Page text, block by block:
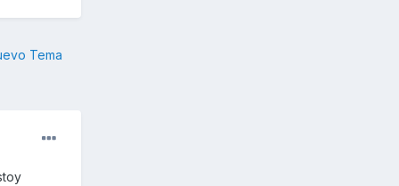
Tema